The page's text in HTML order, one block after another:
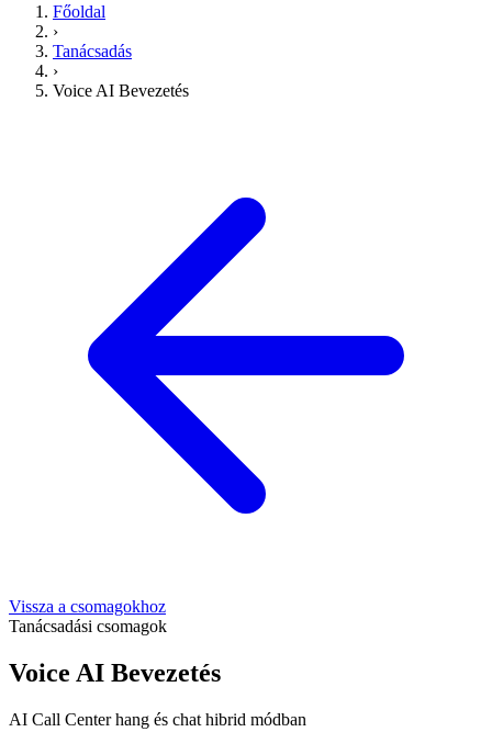
Főoldal
›
Tanácsadás
›
Voice AI Bevezetés
Vissza a csomagokhoz
Tanácsadási csomagok
Voice AI Bevezetés
AI Call Center hang és chat hibrid módban